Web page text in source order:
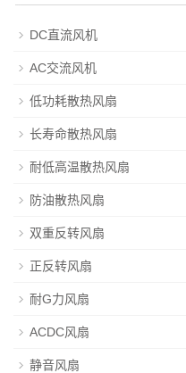
DC直流风机
AC交流风机
低功耗散热风扇
长寿命散热风扇
耐低高温散热风扇
防油散热风扇
双重反转风扇
正反转风扇
耐G力风扇
ACDC风扇
静音风扇